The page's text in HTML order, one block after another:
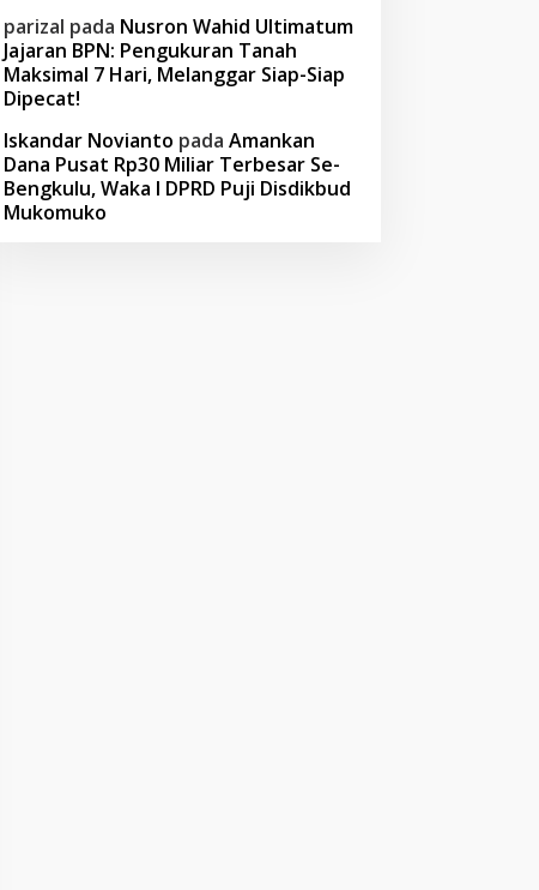
parizal pada Nusron Wahid Ultimatum
Jajaran BPN: Pengukuran Tanah
Maksimal 7 Hari, Melanggar Siap-Siap
Dipecat!
Iskandar Novianto pada Amankan
Dana Pusat Rp30 Miliar Terbesar Se-
Bengkulu, Waka I DPRD Puji Disdikbud
Mukomuko